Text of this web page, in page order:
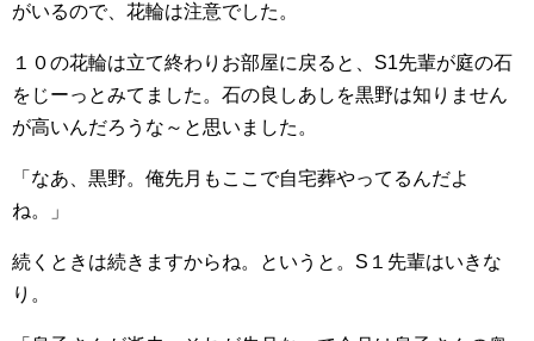
がいるので、花輪は注意でした。
１０の花輪は立て終わりお部屋に戻ると、S1先輩が庭の石
をじーっとみてました。石の良しあしを黒野は知りません
が高いんだろうな～と思いました。
「なあ、黒野。俺先月もここで自宅葬やってるんだよ
ね。」
続くときは続きますからね。というと。S１先輩はいきな
り。